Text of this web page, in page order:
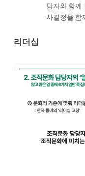
당자와 함께
사결정을 함
리더십